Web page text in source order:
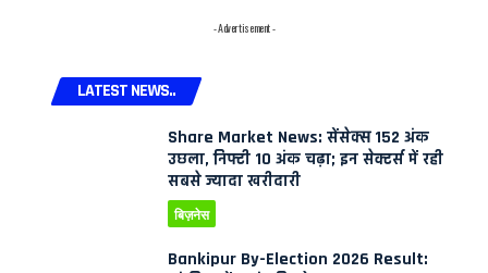
- Advertisement -
LATEST NEWS..
Share Market News: सेंसेक्स 152 अंक
उछला, निफ्टी 10 अंक चढ़ा; इन सेक्टर्स में रही
सबसे ज्यादा खरीदारी
बिज़नेस
Bankipur By-Election 2026 Result: